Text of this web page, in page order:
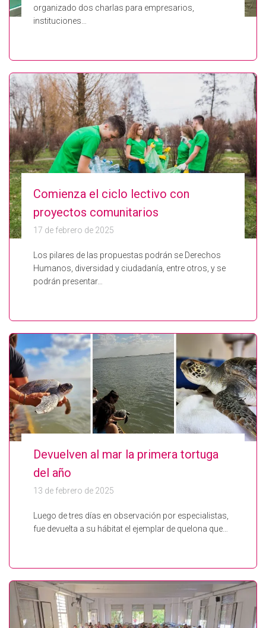
organizado dos charlas para empresarios,
instituciones…
Comienza el ciclo lectivo con
proyectos comunitarios
17 de febrero de 2025
Los pilares de las propuestas podrán se Derechos
Humanos, diversidad y ciudadanía, entre otros, y se
podrán presentar…
Devuelven al mar la primera tortuga
del año
13 de febrero de 2025
Luego de tres días en observación por especialistas,
fue devuelta a su hábitat el ejemplar de quelona que…